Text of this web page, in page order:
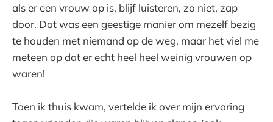
als er een vrouw op is, blijf luisteren, zo niet, zap
door. Dat was een geestige manier om mezelf bezig
te houden met niemand op de weg, maar het viel me
meteen op dat er echt heel heel weinig vrouwen op
waren!
Toen ik thuis kwam, vertelde ik over mijn ervaring